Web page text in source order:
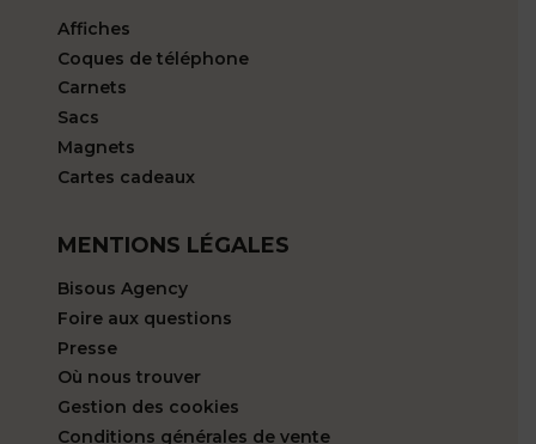
Affiches
Coques de téléphone
Carnets
Sacs
Magnets
Cartes cadeaux
MENTIONS LÉGALES
Bisous Agency
Foire aux questions
Presse
Où nous trouver
Gestion des cookies
Conditions générales de vente